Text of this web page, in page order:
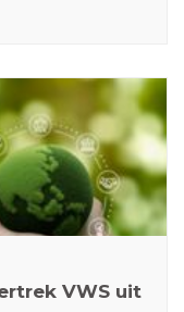
VWS uit